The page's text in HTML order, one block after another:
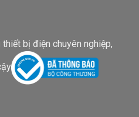
thiết bị điện chuyên nghiệp,